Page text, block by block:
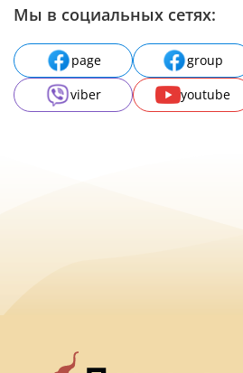
Мы в социальных сетях:
page group
viber
youtube